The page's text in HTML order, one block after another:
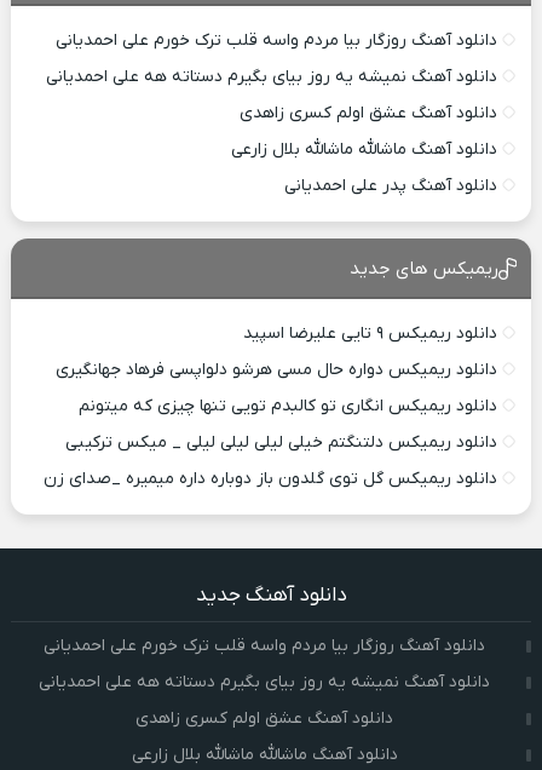
دانلود آهنگ روزگار بیا مردم واسه قلب ترک خورم علی احمدیانی
دانلود آهنگ نمیشه یه روز بیای بگیرم دستاته هه علی احمدیانی
دانلود آهنگ عشق اولم کسری زاهدی
دانلود آهنگ ماشالله ماشالله بلال زارعی
دانلود آهنگ پدر علی احمدیانی
ریمیکس های جدید
دانلود ریمیکس ۹ تایی علیرضا اسپید
دانلود ریمیکس دواره حال مسی هرشو دلواپسی فرهاد جهانگیری
دانلود ریمیکس انگاری تو کالبدم تویی تنها چیزی که میتونم
دانلود ریمیکس دلتنگتم خیلی لیلی لیلی لیلی _ میکس ترکیبی
دانلود ریمیکس گل توی گلدون باز دوباره داره میمیره _صدای زن
دانلود آهنگ جدید
دانلود آهنگ روزگار بیا مردم واسه قلب ترک خورم علی احمدیانی
دانلود آهنگ نمیشه یه روز بیای بگیرم دستاته هه علی احمدیانی
دانلود آهنگ عشق اولم کسری زاهدی
دانلود آهنگ ماشالله ماشالله بلال زارعی